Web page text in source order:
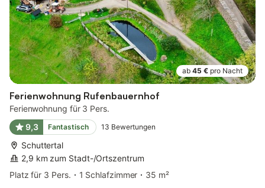
ab 45 € pro Nacht
Ferienwohnung Rufenbauernhof
Ferienwohnung für 3 Pers.
9,3
Fantastisch 13 Bewertungen
Schuttertal
2,9 km zum Stadt-/Ortszentrum
Platz für 3 Pers.
1 Schlafzimmer 35 m²